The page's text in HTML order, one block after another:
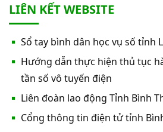
phẵng
Thư mời báo giá về việc In bìa
y bạ năm 2026
Thư mời báo giá về việc cung
LIÊN KẾT WEBSITE
Sổ tay bình dân học vụ số tỉnh
Hướng dẫn thực hiện thủ tục
tần số vô tuyến điện
Liên đoàn lao động Tỉnh Bình
Cổng thông tin điện tử tỉnh